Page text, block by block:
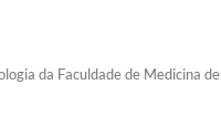
da Faculdade de Medicina de